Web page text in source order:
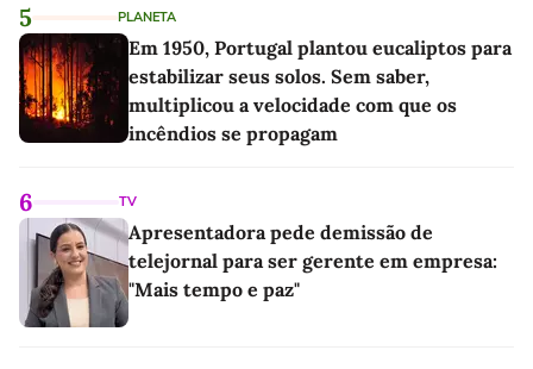
5 PLANETA
Em 1950, Portugal plantou eucaliptos para
estabilizar seus solos. Sem saber,
multiplicou a velocidade com que os
incêndios se propagam
6 TV
Apresentadora pede demissão de
telejornal para ser gerente em empresa:
"Mais tempo e paz"